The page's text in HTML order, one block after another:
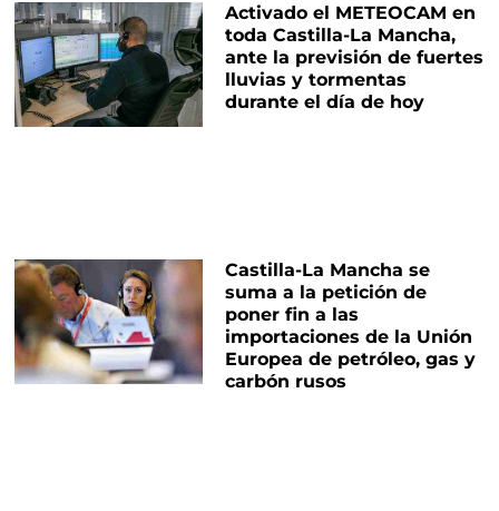
Activado el METEOCAM en
toda Castilla-La Mancha,
ante la previsión de fuertes
lluvias y tormentas
durante el día de hoy
Castilla-La Mancha se
suma a la petición de
poner fin a las
importaciones de la Unión
Europea de petróleo, gas y
carbón rusos